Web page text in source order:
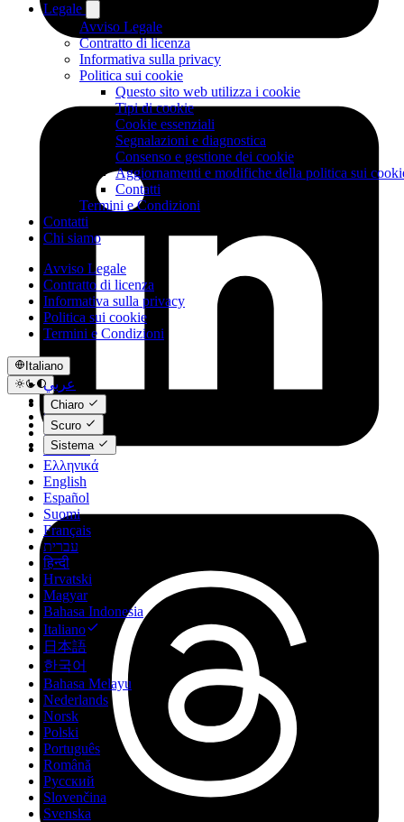
Legale
Avviso Legale
Contratto di licenza
Informativa sulla privacy
Politica sui cookie
Questo sito web utilizza i cookie
Tipi di cookie
Cookie essenziali
Segnalazioni e diagnostica
Consenso e gestione dei cookie
Aggiornamenti e modifiche della politica sui
Contatti
Termini e Condizioni
Contatti
Chi siamo
Avviso Legale
Contratto di licenza
Informativa sulla privacy
Politica sui cookie
Termini e Condizioni
Italiano
عربي
Català
Čeština
Dansk
Deutsch
Ελληνικά
English
Español
Suomi
Français
עברית
हिन्दी
Hrvatski
Magyar
Bahasa Indonesia
Italiano
日本語
한국어
Bahasa Melayu
Nederlands
Norsk
Polski
Português
Română
Русский
Slovenčina
Svenska
Chiaro
Scuro
Sistema